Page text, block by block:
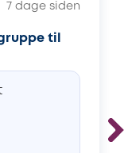
7 dage siden
til